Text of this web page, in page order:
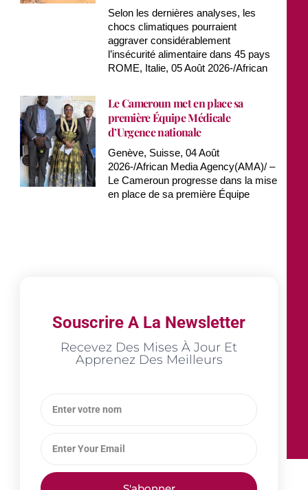
Selon les dernières analyses, les
chocs climatiques pourraient
aggraver considérablement
l’insécurité alimentaire dans 45 pays
ROME, Italie, 05 Août 2026-/African
Le Cameroun met en place sa
première Équipe Médicale
d’Urgence nationale
Genève, Suisse, 04 Août
2026-/African Media Agency(AMA)/ –
Le Cameroun progresse dans la mise
en place de sa première Équipe
Souscrire A La Newsletter
Recevez Des Mises À Jour Et
Apprenez Des Meilleurs